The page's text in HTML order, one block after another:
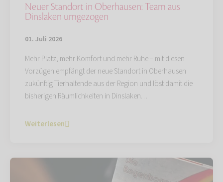
Neuer Standort in Oberhausen: Team aus
Dinslaken umgezogen
01. Juli 2026
Mehr Platz, mehr Komfort und mehr Ruhe – mit diesen
Vorzügen empfängt der neue Standort in Oberhausen
zukünftig Tierhaltende aus der Region und löst damit die
bisherigen Räumlichkeiten in Dinslaken…
Weiterlesen